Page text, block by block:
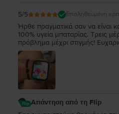
5/5 Επαληθευμένη
Ήρθε πραγματικά σαν να είναι
100% υγεία μπαταρίας. Τρεις
πρόβλημα μέχρι στιγμής!
Απάντηση από τη Flip